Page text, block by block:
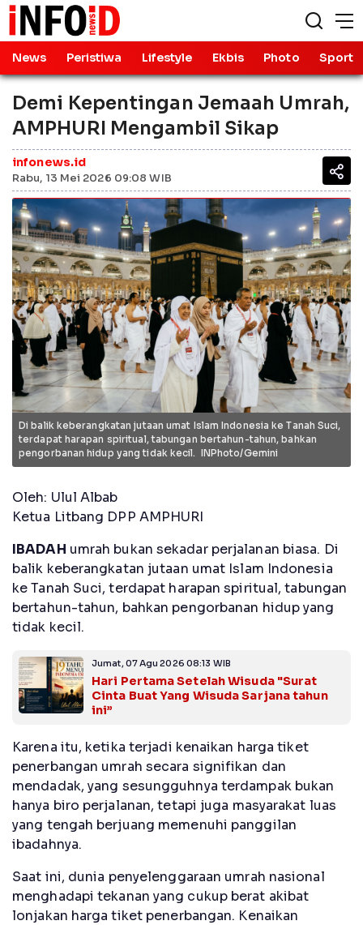
News Peristiwa Lifestyle Ekbis Photo Sport
Demi Kepentingan Jemaah Umrah,
AMPHURI Mengambil Sikap
infonews.id
Rabu, 13 Mei 2026 09:08 WIB
Di balik keberangkatan jutaan umat Islam Indonesia ke Tanah Suci,
terdapat harapan spiritual, tabungan bertahun-tahun, bahkan
pengorbanan hidup yang tidak kecil. INPhoto/Gemini
Oleh: Ulul Albab
Ketua Litbang DPP AMPHURI
IBADAH umrah bukan sekadar perjalanan biasa. Di
balik keberangkatan jutaan umat Islam Indonesia
ke Tanah Suci, terdapat harapan spiritual, tabungan
bertahun-tahun, bahkan pengorbanan hidup yang
tidak kecil.
Jumat, 07 Agu 2026 08:13 WIB
Hari Pertama Setelah Wisuda "Surat
Cinta Buat Yang Wisuda Sarjana tahun
ini”
Karena itu, ketika terjadi kenaikan harga tiket
penerbangan umrah secara signifikan dan
mendadak, yang sesungguhnya terdampak bukan
hanya biro perjalanan, tetapi juga masyarakat luas
yang tengah berjuang memenuhi panggilan
ibadahnya.
Saat ini, dunia penyelenggaraan umrah nasional
menghadapi tekanan yang cukup berat akibat
lonjakan harga tiket penerbangan. Kenaikan